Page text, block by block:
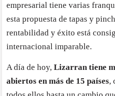
empresarial tiene varias
esta propuesta de tapas y
rentabilidad y éxito está
internacional imparable.
A día de hoy,Lizarran tiene
abiertos en más de 15 países,